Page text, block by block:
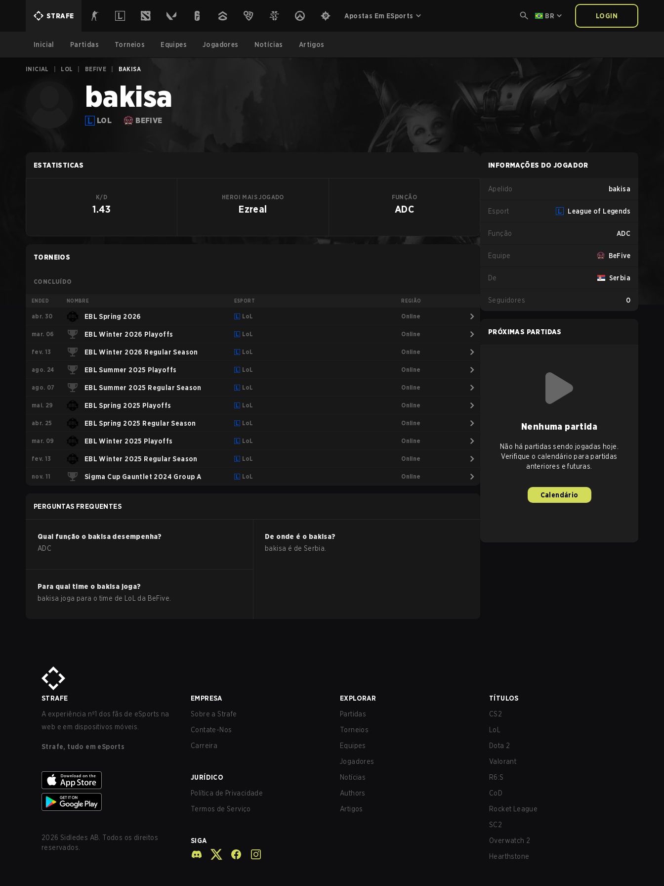
STRAFE Apostas Em ESports BR LOGIN
Inicial Partidas Torneios Equipes Jogadores Notícias Artigos
INICIAL LOL BEFIVE BAKISA
bakisa
LOL BEFIVE
ESTATISTICAS
K/D
1.43
HEROI MAIS JOGADO
Ezreal
FUNÇÃO
ADC
TORNEIOS
CONCLUÍDO
ENDED NOMBRE ESPORT REGIÃO
abr. 30 EBL Spring 2026 LoL Online
mar. 06 EBL Winter 2026 Playoffs LoL Online
fev. 13 EBL Winter 2026 Regular Season LoL Online
ago. 24 EBL Summer 2025 Playoffs LoL Online
ago. 07 EBL Summer 2025 Regular Season LoL Online
mai. 29 EBL Spring 2025 Playoffs LoL Online
abr. 25 EBL Spring 2025 Regular Season LoL Online
mar. 09 EBL Winter 2025 Playoffs LoL Online
fev. 13 EBL Winter 2025 Regular Season LoL Online
nov. 11 Sigma Cup Gauntlet 2024 Group A LoL Online
PERGUNTAS FREQUENTES
Qual função o bakisa desempenha?
ADC
De onde é o bakisa?
bakisa é de Serbia
Para qual time o bakisa joga?
bakisa joga para o time de LoL da BeFive
INFORMAÇÕES DO JOGADOR
Apelido bakisa
Esport League of Legends
Função ADC
Equipe BeFive
De Serbia
Seguidores 0
PRÓXIMAS PARTIDAS
Nenhuma partida
Não há partidas sendo jogadas hoje.
Verifique o calendário para partidas
anteriores e futuras.
Calendário
STRAFE
A experiência nº1 dos fãs de eSports na
web e em dispositivos móveis.
Strafe, tudo em eSports
2026 Sidledes AB. Todos os direitos
reservados.
EMPRESA
Sobre a Strafe
Contate-Nos
Carreira
JURÍDICO
Política de Privacidade
Termos de Serviço
SIGA
EXPLORAR
Partidas
Torneios
Equipes
Jogadores
Notícias
Authors
Artigos
TÍTULOS
CS2
LoL
Dota 2
Valorant
R6:S
CoD
Rocket League
SC2
Overwatch 2
Hearthstone